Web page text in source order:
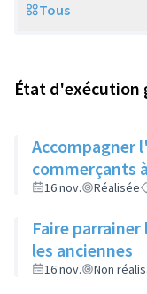
Scope
Tous
État d'exécution
Accompagner
commerçants
16 nov. Réalisée
Faire
les anciennes
16 nov. Non